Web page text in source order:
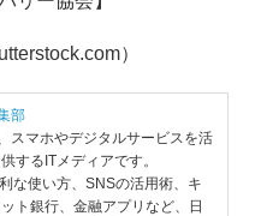
）
部
スマホやデジタルサービスを活
するITメディアです。
な使い方、SNSの活用術、キ
ト銀行、金融アプリなど、日